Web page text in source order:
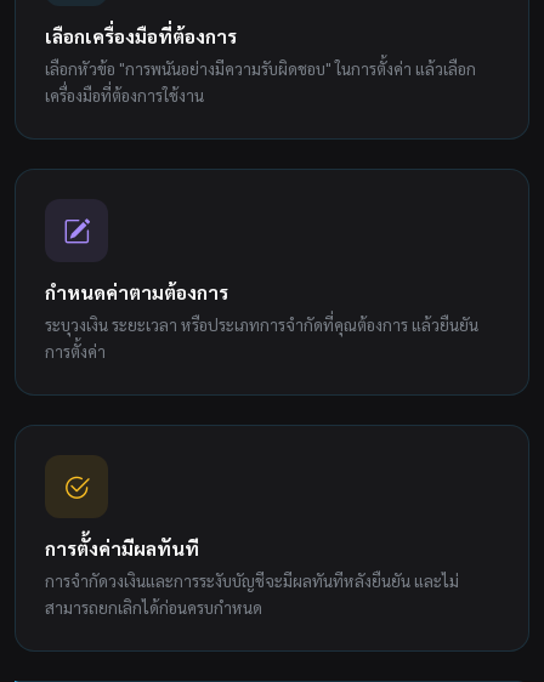
เลือกเครื่องมือที่ต้องการ
เลือกหัวข้อ "การพนันอย่างมีความรับผิดชอบ" ในการตั้งค่า แล้วเลือก
เครื่องมือที่ต้องการใช้งาน
กำหนดค่าตามต้องการ
ระบุวงเงิน ระยะเวลา หรือประเภทการจำกัดที่คุณต้องการ แล้วยืนยัน
การตั้งค่า
การตั้งค่ามีผลทันที
การจำกัดวงเงินและการระงับบัญชีจะมีผลทันทีหลังยืนยัน และไม่
สามารถยกเลิกได้ก่อนครบกำหนด